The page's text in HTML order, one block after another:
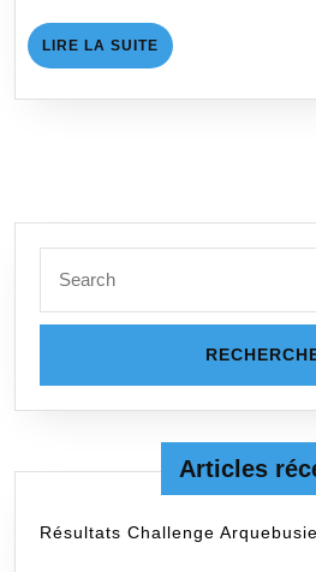
LIRE LA SUITE LIRE
LA
for:
Articles
Résultats Challenge